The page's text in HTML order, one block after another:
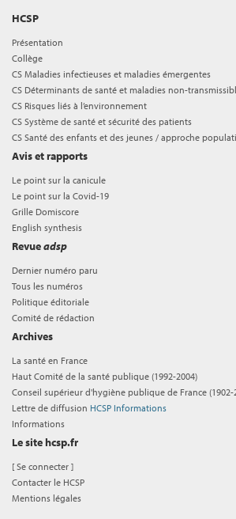
HCSP
Présentation
Collège
CS Maladies infectieuses et maladies émergentes
CS Déterminants de santé et maladies non-
CS Risques liés à l’environnement
CS Système de santé et sécurité des patients
CS Santé des enfants et des jeunes / approche
Avis et rapports
Le point sur la canicule
Le point sur la Covid-19
Grille Domiscore
English synthesis
Revueadsp
Dernier numéro paru
Tous les numéros
Politique éditoriale
Comité de rédaction
Archives
La santé en France
Haut Comité de la santé publique (1992-2004)
Conseil supérieur d'hygiène publique de France (1902-
Lettre de diffusion HCSP Informations
Informations
Le site hcsp.fr
[Se connecter ]
Contacter le HCSP
Mentions légales